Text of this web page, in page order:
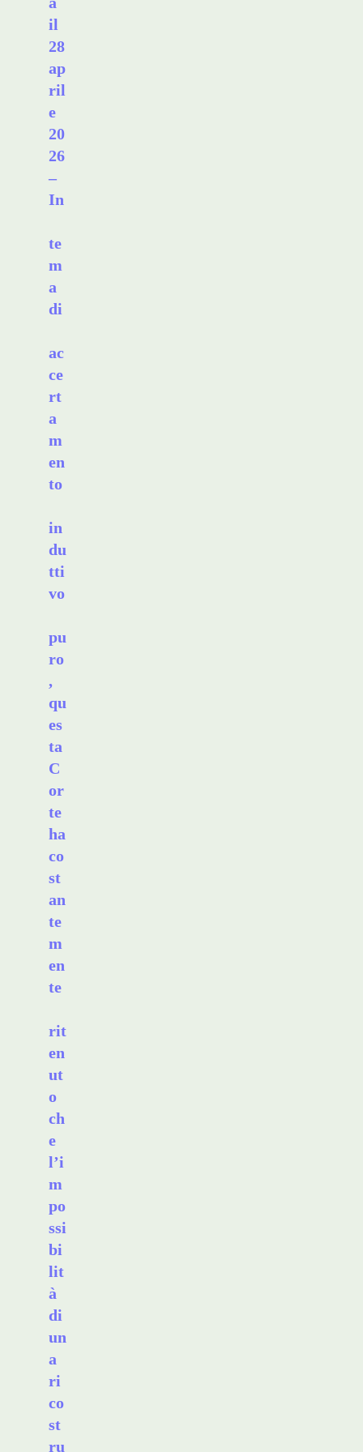
il
28
ap
ril
e
20
26
–
In
te
m
a
di
ac
ce
rt
a
m
en
to
in
du
tti
vo
pu
ro
,
qu
es
ta
C
or
te
ha
co
st
an
te
m
en
te
rit
en
ut
o
ch
e
l’i
m
po
ssi
bi
lit
à
di
un
a
ri
co
st
ru